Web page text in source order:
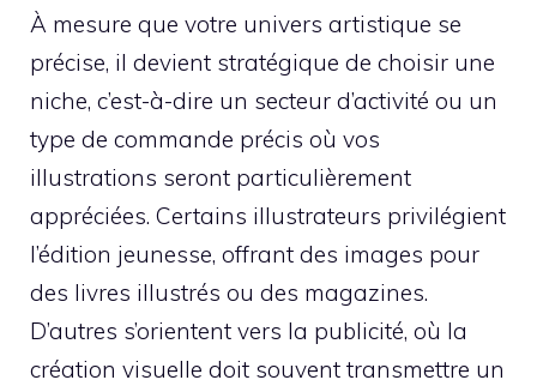
À mesure que votre univers artistique se
précise, il devient stratégique de choisir une
niche, c’est-à-dire un secteur d’activité ou un
type de commande précis où vos
illustrations seront particulièrement
appréciées. Certains illustrateurs privilégient
l’édition jeunesse, offrant des images pour
des livres illustrés ou des magazines.
D’autres s’orientent vers la publicité, où la
création visuelle doit souvent transmettre un